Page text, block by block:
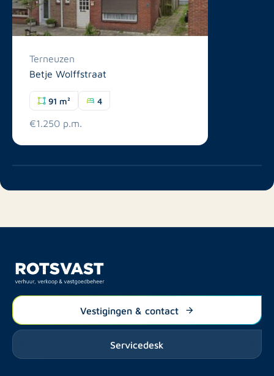
Terneuzen
Betje Wolffstraat
91 m² 4
€1.250 p.m.
Vestigingen & contact
Servicedesk